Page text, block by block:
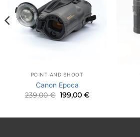
POINT AND SHOOT
Canon Epoca
239,00€ Le
prix
239,00 €.
199,00 €Le
199,00 €.